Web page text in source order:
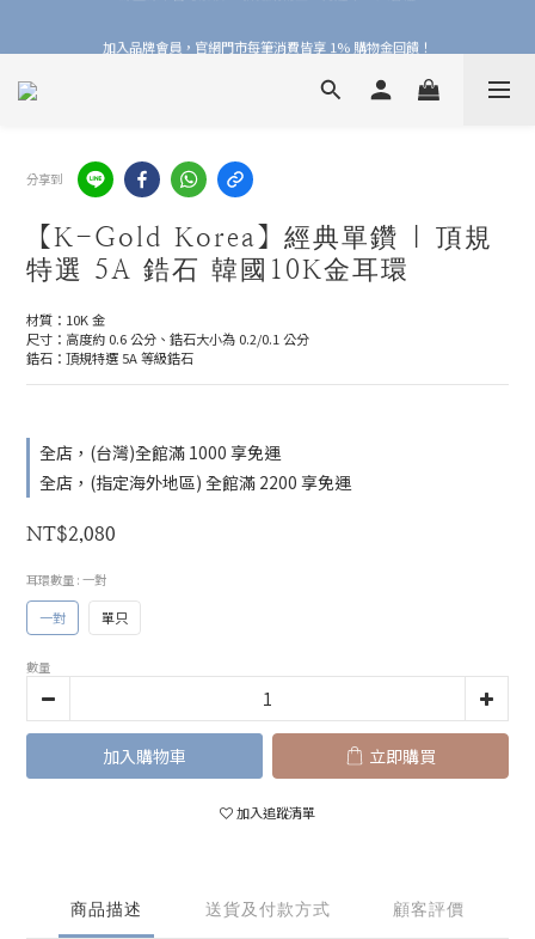
線上線下皆可累積 & 折抵購物金，再送 $50 入會禮
分享到
【K-Gold Korea】經典單鑽 | 頂規
特選 5A 鋯石 韓國10K金耳環
材質：10K 金
尺寸：高度約 0.6 公分、鋯石大小為 0.2/0.1 公分
鋯石：頂規特選 5A 等級鋯石
全店，(台灣)全館滿 1000 享免運
全店，(指定海外地區) 全館滿 2200 享免運
NT$2,080
耳環數量 : 一對
一對 單只
數量
加入購物車 立即購買
加入追蹤清單
商品描述 送貨及付款方式 顧客評價